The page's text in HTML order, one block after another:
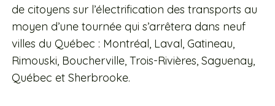
de citoyens sur l’électrification des transports au
moyen d’une tournée qui s’arrêtera dans neuf
villes du Québec : Montréal, Laval, Gatineau,
Rimouski, Boucherville, Trois-Rivières, Saguenay,
Québec et Sherbrooke.